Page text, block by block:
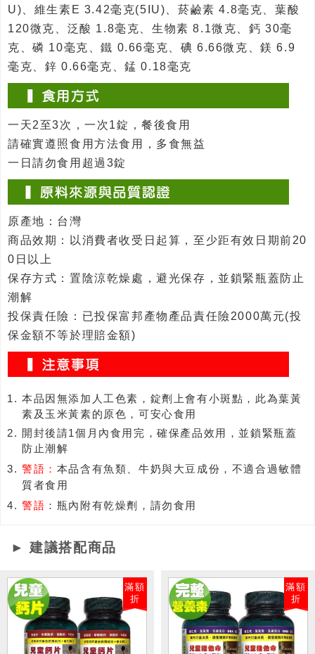
U)、維生素E 3.42毫克(5IU)、菸鹼素 4.8毫克、葉酸
120微克、泛酸 1.8毫克、生物素 8.1微克、鈣 30毫
克、磷 10毫克、鐵 0.66毫克、碘 6.66微克、鎂 6.9
毫克、鋅 0.66毫克、錳 0.18毫克
一天2至3次，一次1錠，餐後食用
請確實遵照食用方法食用，多食無益
一日請勿食用超過3錠
原產地：台灣
商品效期：以消費者收受日起算，至少距有效日期前20
0日以上
保存方式：置陰涼乾燥處，避光保存，並鎖緊瓶蓋防止
潮解
投保責任險：已投保富邦產物產品責任險2000萬元(投
保金額不等於理賠金額)
本品因無添加人工色素，錠劑上會有小斑點，此為葉黃
素及玉米黃素的原色，可安心食用
開封後請1個月內食用完，確保產品效用，並鎖緊瓶蓋
防止潮解
警語： 本品含有魚類、牛奶與大豆成份，不適合過敏體
質者食用
警語 ：瓶內附有乾燥劑，請勿食用
► 建議搭配商品
滿額
折
滿額
折